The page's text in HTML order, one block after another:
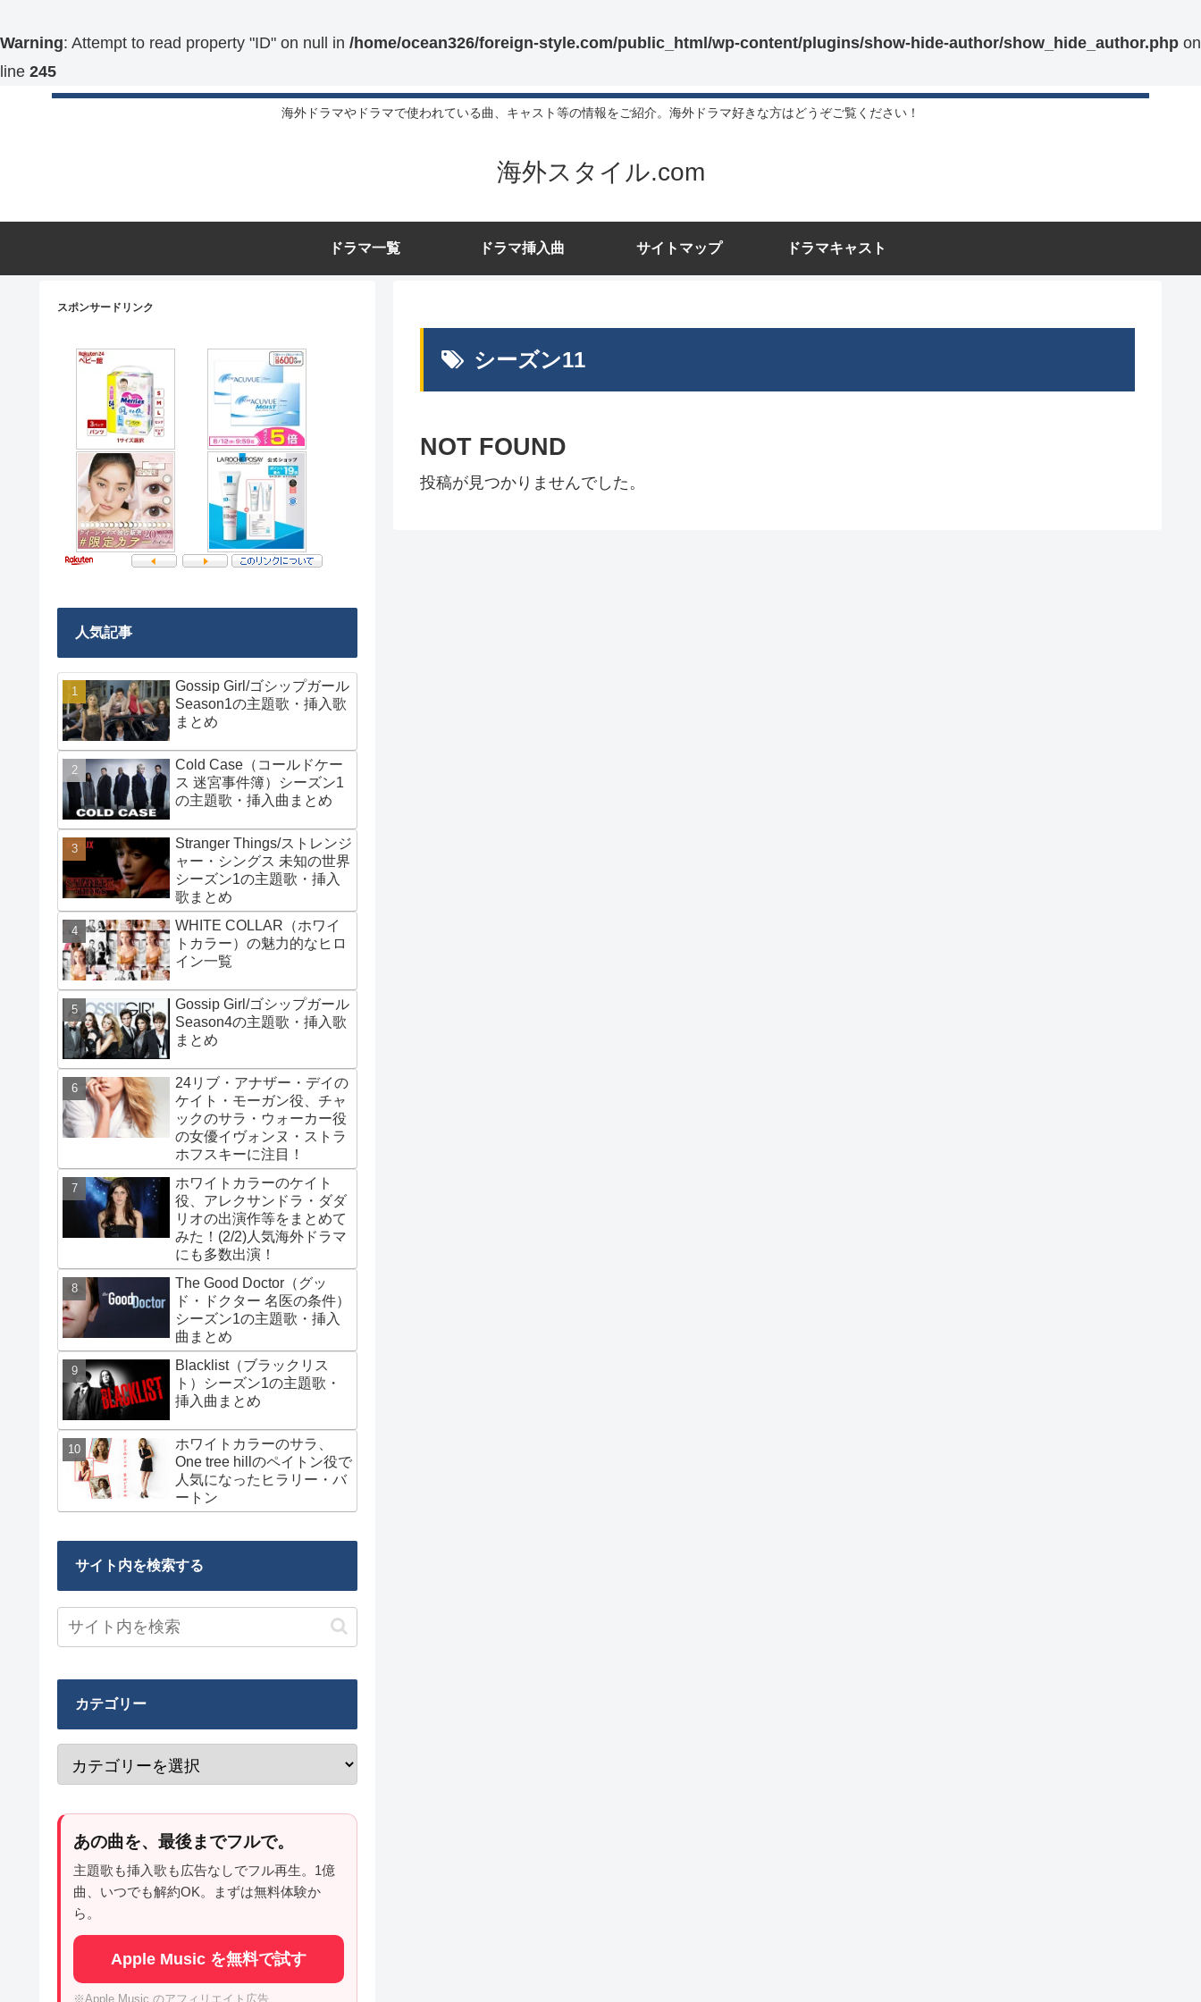
Warning: Attempt to read property "ID" on null in /home/ocean326/foreign-style.com/public_html/wp-content/plugins/show-hide-author/show_hide_author.php on
line 245
海外ドラマやドラマで使われている曲、キャスト等の情報をご紹介。海外ドラマ好きな方はどうぞご覧ください！
海外スタイル.com
ドラマ一覧 ドラマ挿入曲 サイトマップ ドラマキャスト
シーズン11
NOT FOUND
投稿が見つかりませんでした。
スポンサードリンク
人気記事
Gossip Girl/ゴシップガール
Season1の主題歌・挿入歌
まとめ
Cold Case（コールドケー
ス 迷宮事件簿）シーズン1
の主題歌・挿入曲まとめ
Stranger Things/ストレンジ
ャー・シングス 未知の世界
シーズン1の主題歌・挿入
歌まとめ
WHITE COLLAR（ホワイ
トカラー）の魅力的なヒロ
イン一覧
Gossip Girl/ゴシップガール
Season4の主題歌・挿入歌
まとめ
24リブ・アナザー・デイの
ケイト・モーガン役、チャ
ックのサラ・ウォーカー役
の女優イヴォンヌ・ストラ
ホフスキーに注目！
ホワイトカラーのケイト
役、アレクサンドラ・ダダ
リオの出演作等をまとめて
みた！(2/2)人気海外ドラマ
にも多数出演！
The Good Doctor（グッ
ド・ドクター 名医の条件）
シーズン1の主題歌・挿入
曲まとめ
Blacklist（ブラックリス
ト）シーズン1の主題歌・
挿入曲まとめ
ホワイトカラーのサラ、
One tree hillのペイトン役で
人気になったヒラリー・バ
ートン
サイト内を検索する
カテゴリー
あの曲を、最後までフルで。
主題歌も挿入歌も広告なしでフル再生。1億
曲、いつでも解約OK。まずは無料体験か
ら。
Apple Music を無料で試す
※Apple Music のアフィリエイト広告